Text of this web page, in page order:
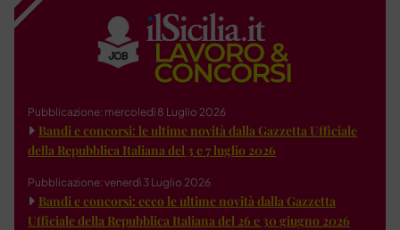
Pubblicazione: mercoledì 8 Luglio 2026
Bandi e concorsi: le ultime novità dalla Gazzetta Ufficiale
della Repubblica Italiana del 3 e 7 luglio 2026
Pubblicazione: venerdì 3 Luglio 2026
Bandi e concorsi: ecco le ultime novità dalla Gazzetta
Ufficiale della Repubblica Italiana del 26 e 30 giugno 2026